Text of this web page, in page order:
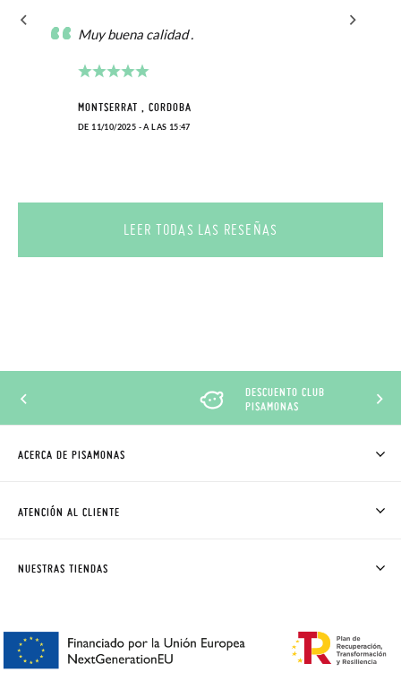
Muy buena calidad .
MONTSERRAT , CORDOBA
DE 11/10/2025 - A LAS 15:47
LEER TODAS LAS RESEÑAS
DESCUENTO CLUB
PISAMONAS
ACERCA DE PISAMONAS
CÓMO COMPRAR
AVISO LEGAL, PRIVACIDAD Y COOKIES
ATENCIÓN AL CLIENTE
PREGUNTAS FRECUENTES
NUESTRAS TIENDAS